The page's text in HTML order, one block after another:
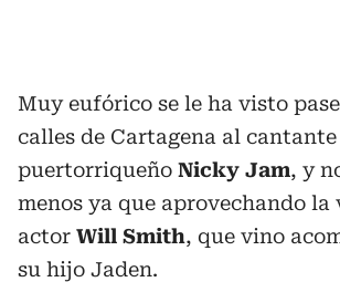
Muy eufórico se le ha visto
calles de Cartagena al cantante
puertorriqueño Nicky Jam, y
menos ya que aprovechando la
actor Will Smith, que vino
su hijo Jaden.